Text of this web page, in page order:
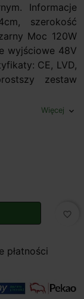
Informacje
szerokość
Moc 120W
wyjściowe 48V
CE, LVD,
zestaw
Więcej expand_more
favorite_border
płatności